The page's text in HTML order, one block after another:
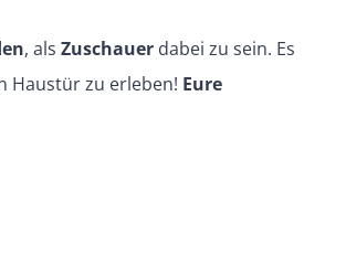
, als Zuschauerdabei zu sein. Es
Haustür zu erleben! Eure